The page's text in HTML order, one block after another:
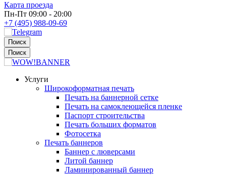
Карта проезда
Пн-Пт 09:00 - 20:00
+7 (495) 988-09-69
Поиск
Поиск
Услуги
Широкоформатная печать
Печать на баннерной сетке
Печать на самоклеющейся пленке
Паспорт строительства
Печать больших форматов
Фотосетка
Печать баннеров
Баннер с люверсами
Литой баннер
Ламинированный баннер